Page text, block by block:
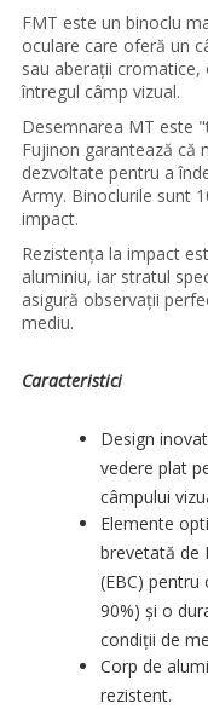
FMT este un binoclu
oculare care oferă un
sau aberații
întregul câmp vizual.
Desemnarea MT este
Fujinon garantează că
dezvoltate pentru a
Army. Binoclurile sunt
impact.
Rezistența la impact
aluminiu, iar stratul
asigură observații
mediu.
Caracteristici
Design
vedere plat
câmpului
Elemente
brevetată de
(EBC)
90%) și o
condiții de
Corp de
rezistent.